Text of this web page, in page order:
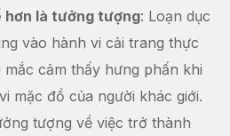
hơn là tưởng tượng: Loạn dục
vào hành vi cải trang thực
mắc cảm thấy hưng phấn khi
mặc đồ của người khác giới.
tượng về việc trở thành